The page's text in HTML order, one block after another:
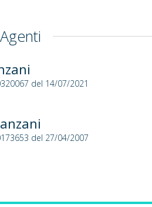
Agenti
del 14/07/2021
del 27/04/2007